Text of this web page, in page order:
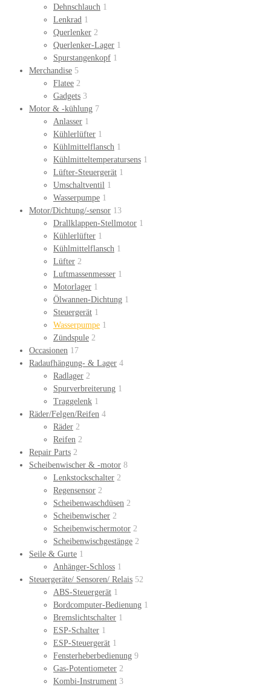
Dehnschlauch 1
Lenkrad 1
Querlenker 2
Querlenker-Lager 1
Spurstangenkopf 1
Merchandise 5
Flatee 2
Gadgets 3
Motor & -kühlung 7
Anlasser 1
Kühlerlüfter 1
Kühlmittelflansch 1
Kühlmitteltemperatursens 1
Lüfter-Steuergerät 1
Umschaltventil 1
Wasserpumpe 1
Motor/Dichtung/-sensor 13
Drallklappen-Stellmotor 1
Kühlerlüfter 1
Kühlmittelflansch 1
Lüfter 2
Luftmassenmesser 1
Motorlager 1
Ölwannen-Dichtung 1
Steuergerät 1
Wasserpumpe 1
Zündspule 2
Occasionen 17
Radaufhängung- & Lager 4
Radlager 2
Spurverbreiterung 1
Traggelenk 1
Räder/Felgen/Reifen 4
Räder 2
Reifen 2
Repair Parts 2
Scheibenwischer & -motor 8
Lenkstockschalter 2
Regensensor 2
Scheibenwaschdüsen 2
Scheibenwischer 2
Scheibenwischermotor 2
Scheibenwischgestänge 2
Seile & Gurte 1
Anhänger-Schloss 1
Steuergeräte/ Sensoren/ Relais 52
ABS-Steuergerät 1
Bordcomputer-Bedienung 1
Bremslichtschalter 1
ESP-Schalter 1
ESP-Steuergerät 1
Fensterheberbedienung 9
Gas-Potentiometer 2
Kombi-Instrument 3